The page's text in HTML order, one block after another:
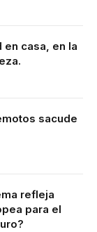
casa, en la
sacude
refleja
para el